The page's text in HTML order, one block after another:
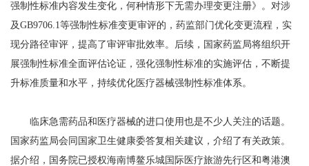
强制性标准内容发生变化，何种情形下无需办理变更注册》。对涉
及GB9706.1等强制性标准变更审评的，药监部门优化变更流程，实
现分路径审评，提高了审评审批效率。后续，国家药监局将组织开
展强制性标准全面评估论证，强化强制性标准的实施评估，不断提
升标准质量和水平，持续优化医疗器械强制性标准体系。
临床急需药品和医疗器械的进口使用也是不少人关注的话题。
国家药监局会同国家卫生健康委答复相关建议，介绍了有关政策。
据介绍，国务院已授权海南博鳌乐城国际医疗旅游先行区和粤港澳